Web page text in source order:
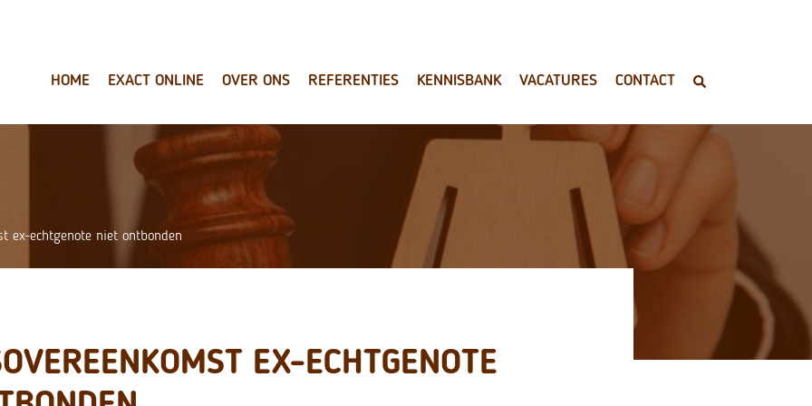
HOME EXACT ONLINE OVER ONS REFERENTIES KENNISBANK VACATURES CONTACT
ex-echtgenote niet ontbonden
EX-ECHTGENOTE